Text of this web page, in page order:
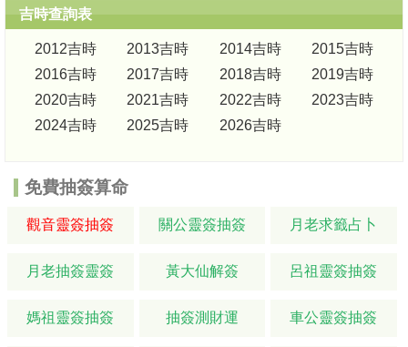
吉時查詢表
2012吉時 2013吉時 2014吉時
2015吉時
2016吉時
2017吉時 2018吉時
2019吉時
2020吉時
2021吉時 2022吉時
2023吉時
2024吉時
2025吉時 2026吉時
免費抽簽算命
觀音靈簽抽簽 關公靈簽抽簽 月老求籤占卜
月老抽簽靈簽 黃大仙解簽 呂祖靈簽抽簽
媽祖靈簽抽簽 抽簽測財運 車公靈簽抽簽